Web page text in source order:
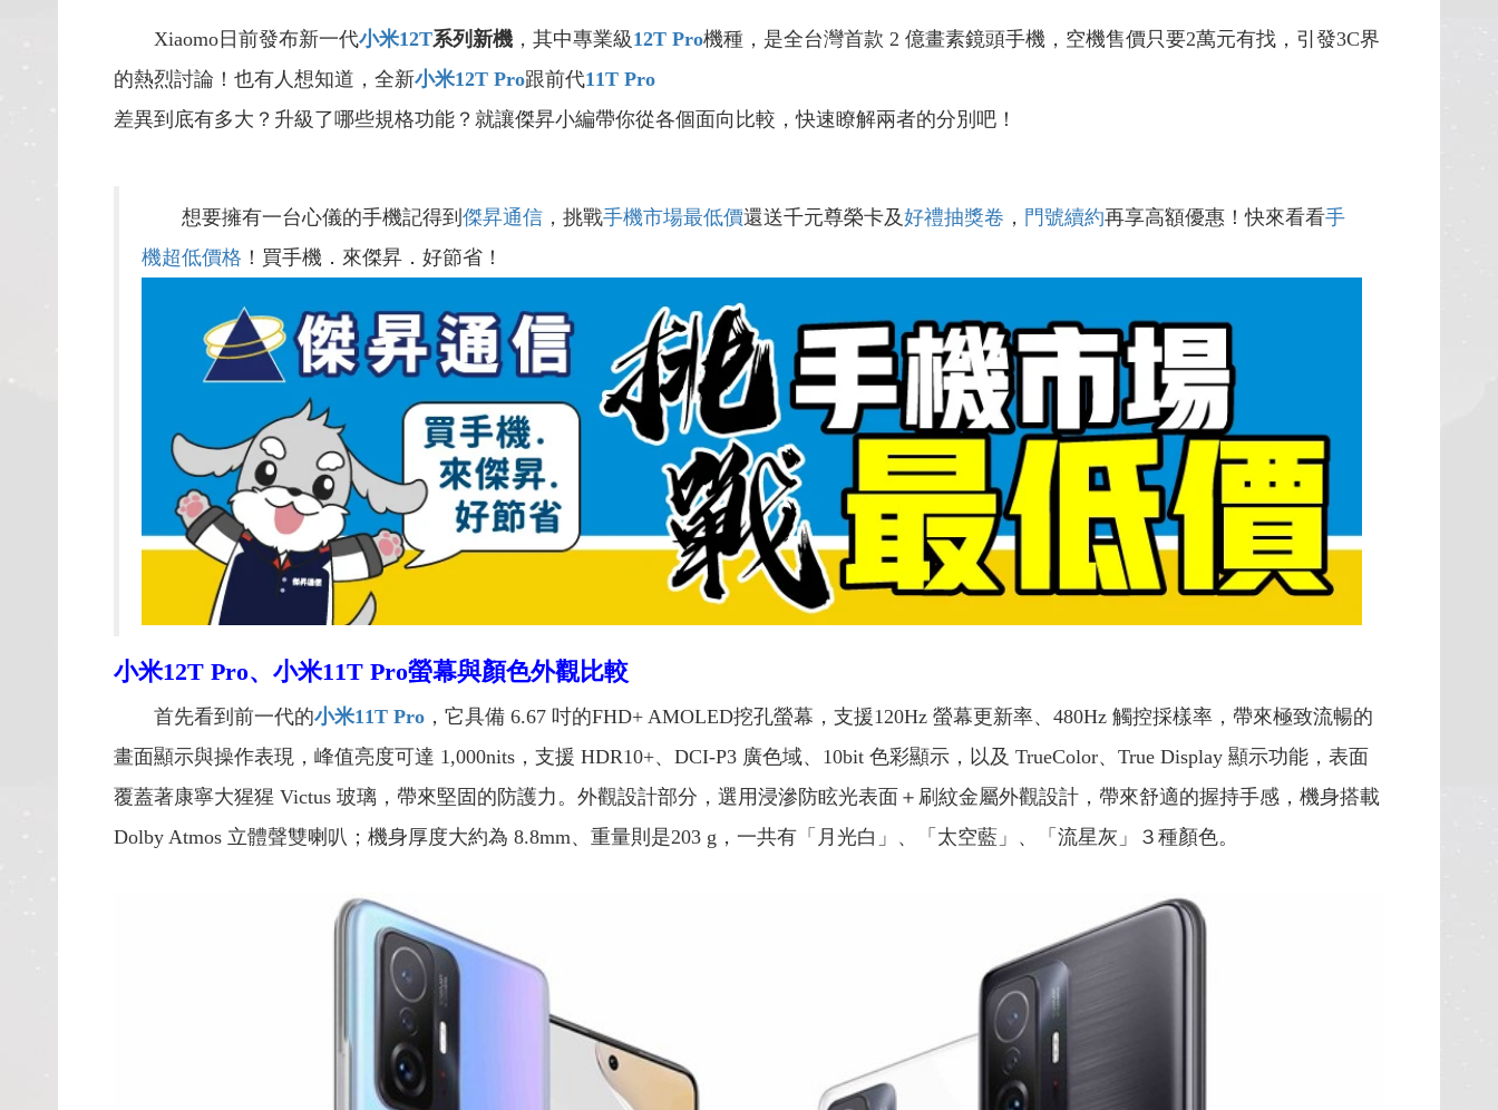
Xiaomo日前發布新一代小米12T系列新機 ，其中專業級12T Pro機種，是全台灣首款 2 億畫素鏡頭手機，空機售價只要2萬元有找，引發3C界
的熱烈討論！也有人想知道，全新小米12T Pro跟前代11T Pro
差異到底有多大？升級了哪些規格功能？就讓傑昇小編帶你從各個面向比較，快速瞭解兩者的分別吧！
想要擁有一台心儀的手機記得到 傑昇通信 ，挑戰手機市場最低價還送千元尊榮卡及好禮抽獎卷 ， 門號續約再享高額優惠！快來看看手
機超低價格 ！買手機．來傑昇．好節省！
小米12T Pro、 小米11T Pro螢幕與顏色外觀比較
首先看到前一代的小米11T Pro ，它具備 6.67 吋的FHD+ AMOLED挖孔螢幕，支援120Hz 螢幕更新率、480Hz 觸控採樣率，帶來極致流暢的
畫面顯示與操作表現，峰值亮度可達 1,000nits，支援 HDR10+、DCI-P3 廣色域、10bit 色彩顯示，以及 TrueColor、True Display 顯示功能，表面
覆蓋著康寧大猩猩 Victus 玻璃，帶來堅固的防護力。外觀設計部分，選用浸滲防眩光表面＋刷紋金屬外觀設計，帶來舒適的握持手感，機身搭載
Dolby Atmos 立體聲雙喇叭；機身厚度大約為 8.8mm、重量則是203 g，一共有「月光白」、「太空藍」、「流星灰」３種顏色。